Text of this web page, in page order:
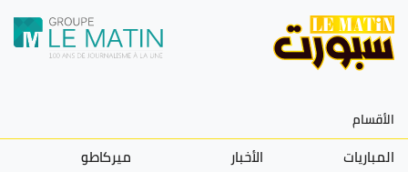
الأقسام
المباريات الأخبار
ميركاطو